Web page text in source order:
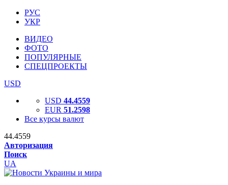
РУС
УКР
ВИДЕО
ФОТО
ПОПУЛЯРНЫЕ
СПЕЦПРОЕКТЫ
USD
USD 44.4559
EUR 51.2598
Все курсы валют
44.4559
Авторизация
Поиск
UA